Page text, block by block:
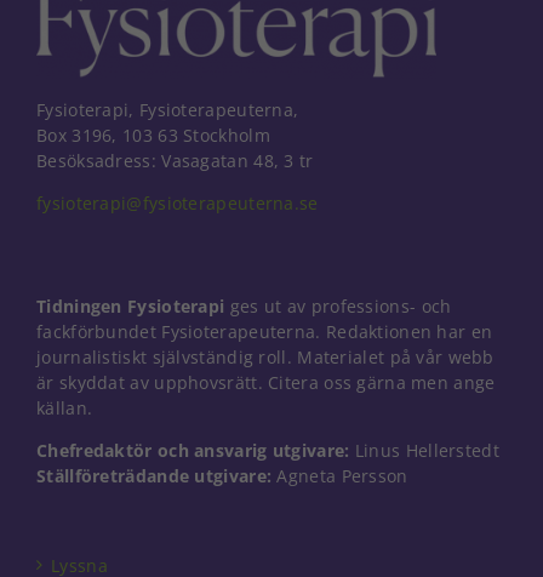
Fysioterapi, Fysioterapeuterna,
Box 3196, 103 63 Stockholm
Besöksadress: Vasagatan 48, 3 tr
fysioterapi@fysioterapeuterna.se
Tidningen Fysioterapi ges ut av professions- och
fackförbundet Fysioterapeuterna. Redaktionen har en
journalistiskt självständig roll. Materialet på vår webb
är skyddat av upphovsrätt. Citera oss gärna men ange
källan.
Chefredaktör och ansvarig utgivare: Linus Hellerstedt
Ställföreträdande utgivare: Agneta Persson
Lyssna
Nödvändiga